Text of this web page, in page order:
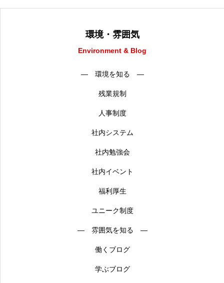
環境・雰囲気
Environment & Blog
― 環境を知る ―
残業規制
人事制度
社内システム
社内勉強会
社内イベント
福利厚生
ユニーク制度
― 雰囲気を知る ―
働くブログ
学ぶブログ